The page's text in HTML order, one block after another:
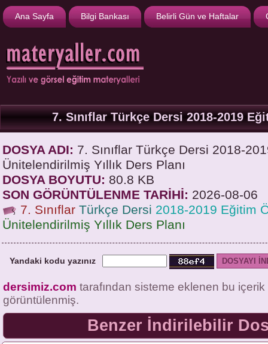
Ana Sayfa Bilgi Bankası Belirli Gün ve Haftalar
7. Sınıflar Türkçe Dersi 2018-2019
DOSYA ADI: 7. Sınıflar Türkçe Dersi 2018-
Ünitelendirilmiş Yıllık Ders Planı
DOSYA BOYUTU: 80.8 KB
SON GÖRÜNTÜLENME TARİHİ: 2026-08-06
7. Sınıflar Türkçe Dersi 2018-2019 Eğitim
Ünitelendirilmiş Yıllık Ders Planı
Yandaki kodu yazınız
dersimiz.com tarafından sisteme eklenen bu içerik
görüntülenmiş.
Benzer İndirilebilir